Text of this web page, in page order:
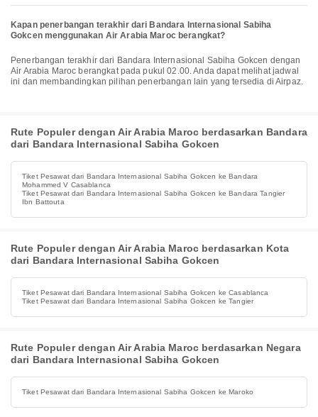
Kapan penerbangan terakhir dari Bandara Internasional Sabiha
Gokcen menggunakan Air Arabia Maroc berangkat?
Penerbangan terakhir dari Bandara Internasional Sabiha Gokcen dengan
Air Arabia Maroc berangkat pada pukul 02.00. Anda dapat melihat jadwal
ini dan membandingkan pilihan penerbangan lain yang tersedia di Airpaz.
Rute Populer dengan Air Arabia Maroc berdasarkan Bandara
dari Bandara Internasional Sabiha Gokcen
Tiket Pesawat dari Bandara Internasional Sabiha Gokcen ke Bandara
Mohammed V Casablanca
Tiket Pesawat dari Bandara Internasional Sabiha Gokcen ke Bandara Tangier
Ibn Battouta
Rute Populer dengan Air Arabia Maroc berdasarkan Kota
dari Bandara Internasional Sabiha Gokcen
Tiket Pesawat dari Bandara Internasional Sabiha Gokcen ke Casablanca
Tiket Pesawat dari Bandara Internasional Sabiha Gokcen ke Tangier
Rute Populer dengan Air Arabia Maroc berdasarkan Negara
dari Bandara Internasional Sabiha Gokcen
Tiket Pesawat dari Bandara Internasional Sabiha Gokcen ke Maroko